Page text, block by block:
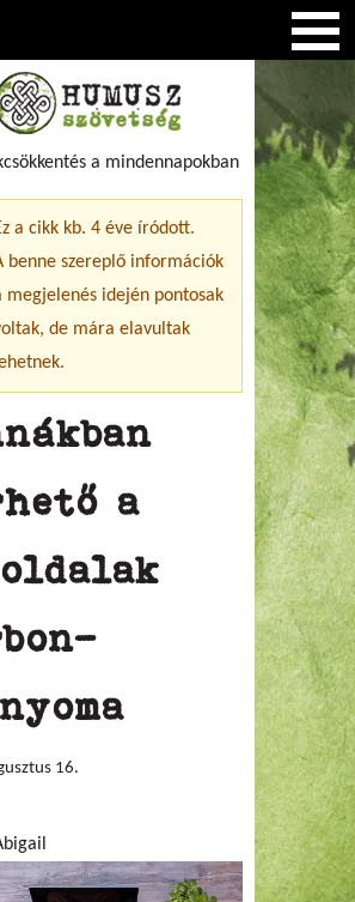
a mindennapokban
üzenet
a cikk kb. 4 éve íródott.
benne szereplő információk
megjelenés idején pontosak
de mára elavultak
a
16.